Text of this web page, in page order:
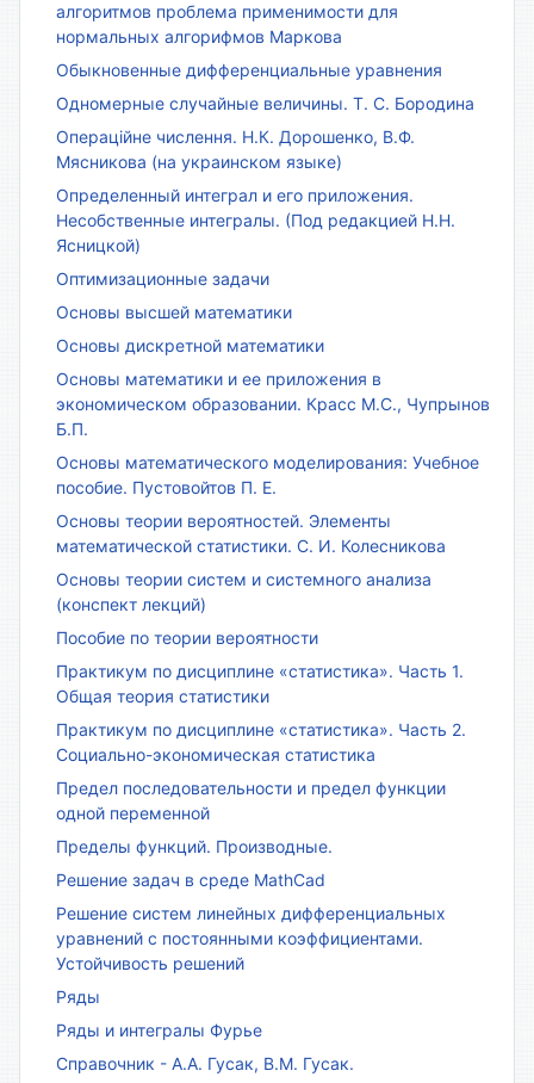
алгоритмов проблема применимости для
нормальных алгорифмов Маркова
Обыкновенные дифференциальные уравнения
Одномерные случайные величины. Т. С. Бородина
Операційне числення. Н.К. Дорошенко, В.Ф.
Мясникова (на украинском языке)
Определенный интеграл и его приложения.
Несобственные интегралы. (Под редакцией Н.Н.
Ясницкой)
Оптимизационные задачи
Основы высшей математики
Основы дискретной математики
Основы математики и ее приложения в
экономическом образовании. Красс М.С., Чупрынов
Б.П.
Основы математического моделирования: Учебное
пособие. Пустовойтов П. Е.
Основы теории вероятностей. Элементы
математической статистики. С. И. Колесникова
Основы теории систем и системного анализа
(конспект лекций)
Пособие по теории вероятности
Практикум по дисциплине «статистика». Часть 1.
Общая теория статистики
Практикум по дисциплине «статистика». Часть 2.
Социально-экономическая статистика
Предел последовательности и предел функции
одной переменной
Пределы функций. Производные.
Решение задач в среде MathCad
Решение систем линейных дифференциальных
уравнений с постоянными коэффициентами.
Устойчивость решений
Ряды
Ряды и интегралы Фурье
Справочник - А.А. Гусак, В.М. Гусак.